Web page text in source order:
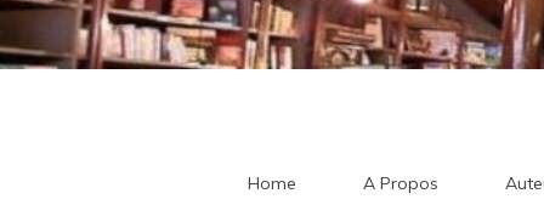
Home A Propos